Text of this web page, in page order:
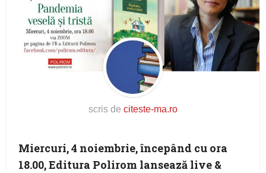
scris de citeste-ma.ro
Miercuri, 4 noiembrie, începând cu ora
18.00, Editura Polirom lansează live &